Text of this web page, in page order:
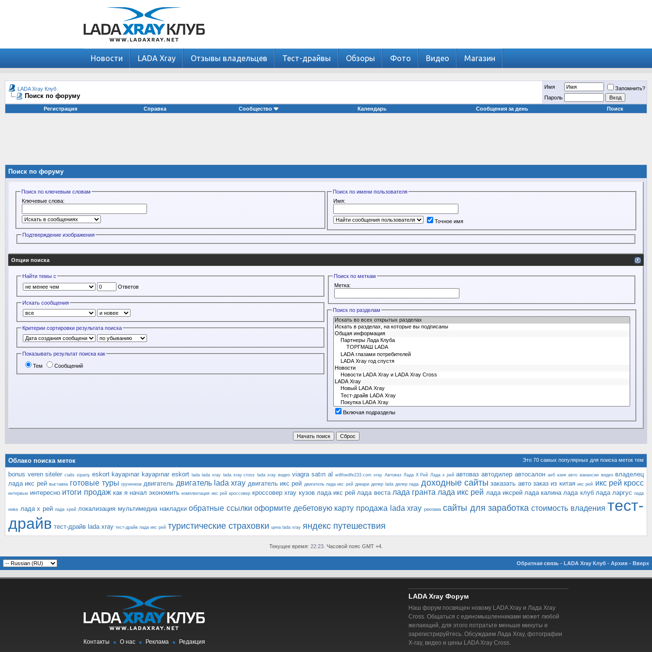
Новости LADA Xray Отзывы владельцев Тест-драйвы Обзоры Фото Видео Магазин
LADA Xray Клуб
Поиск по форуму
Имя
Запомнить?
Пароль
Регистрация
Справка Сообщество Календарь Сообщения за день Поиск
Поиск по форуму
Поиск по ключевым словам
Ключевые слова:
Поиск по имени пользователя
Имя:
Точное имя
Подтверждение изображения
Опции поиска
Найти темы с
Ответов
Искать сообщения
Критерии сортировки результата поиска
Показывать результат поиска как
Тем Сообщений
Поиск по меткам
Метка:
Поиск по разделам
Включая подразделы
Это 70 самых популярных для поиска меток тем
Облако поиска меток
bonus veren siteler cialis sipariş eskort kayapınar kayapınar eskort lada lada xray lada xray cross lada xray видео viagra satın al willfoedfe233.com xray Автоваз Лада Х Рей Лада х рей автоваз автодилер автосалон аеб азия авто вакансии видео владелец
лада икс рей выставка готовые туры груненков двигатель двигатель lada xray двигатель икс рей двигатель лада икс рей дикари дилер lada дилер лада доходные сайты заказать авто заказ из китая икс рей икс рей кросс
интервью интересно итоги продаж как я начал экономить комплектация икс рей кроссовер кроссовер xray кузов лада икс рей лада веста лада гранта лада икс рей лада иксрей лада калина лада клуб лада ларгус лада
нива лада х рей лада хрей локализация мультимедиа накладки обратные ссылки оформите дебетовую карту продажа lada xray реклама сайты для заработка стоимость владения тест-
драйв тест-драйв lada xray тест-драйв лада икс рей туристические страховки цена lada xray яндекс путешествия
Текущее время: 22:23 . Часовой пояс GMT +4.
Обратная связь - LADA Xray Клуб - Архив - Вверх
Контакты О нас Реклама Редакция
LADA Xray Форум
Наш форум посвящен новому LADA Xray и Лада Xray
Cross. Общаться с единомышленниками может любой
желающий, для этого потратьте меньше минуты и
зарегистрируйтесь. Обсуждаем Лада Xray, фотографии
X-ray, видео и цены LADA Xray Cross.